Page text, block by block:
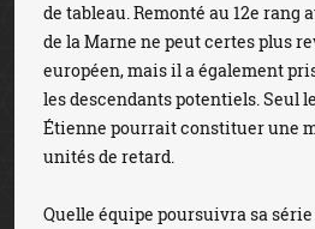
de tableau. Remonté au 12e rang
de la Marne ne peut certes plus
européen, mais il a également
les descendants potentiels. Seul
Étienne pourrait constituer une
unités de retard.
Quelle équipe poursuivra sa